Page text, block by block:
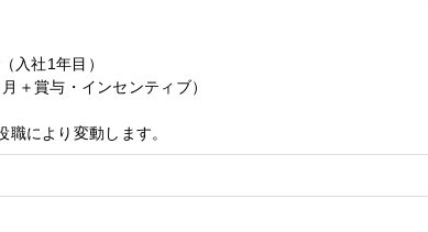
入社1年目）
＋賞与・インセンティブ）
により変動します。